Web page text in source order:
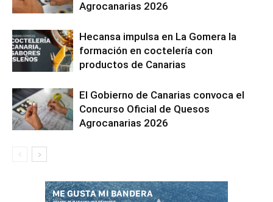
Agrocanarias 2026
Hecansa impulsa en La Gomera la
formación en coctelería con
productos de Canarias
El Gobierno de Canarias convoca el
Concurso Oficial de Quesos
Agrocanarias 2026